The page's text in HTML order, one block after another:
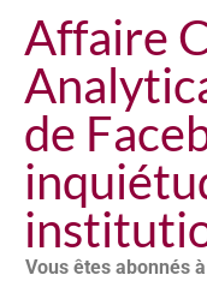
Affaire
de
Vous êtes abonnés